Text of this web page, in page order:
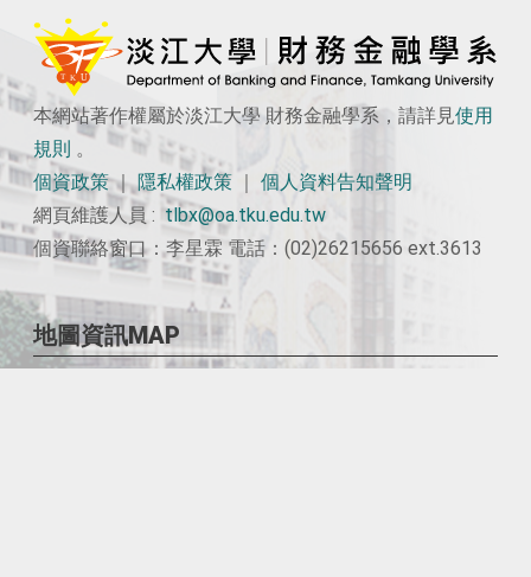
本網站著作權屬於淡江大學 財務金融學系，請詳見使用
規則 。
個資政策｜隱私權政策
個人資料告知聲明
網頁維護人員 :tlbx@oa.tku.edu.tw
個資聯絡窗口：李星霖 電話：(02)26215656 ext.3613
地圖資訊MAP